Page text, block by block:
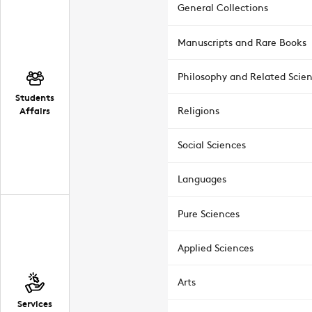
Students
Affairs
Services
General Collections
Manuscripts and Rare Books
Philosophy and Related
Religions
Social Sciences
Languages
Pure Sciences
Applied Sciences
Arts